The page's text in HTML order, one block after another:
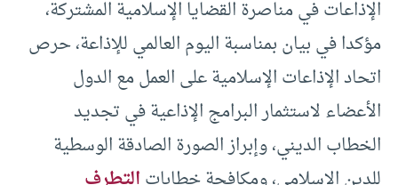
الإذاعات في مناصرة القضايا الإسلامية المشتركة،
مؤكدا في بيان بمناسبة اليوم العالمي للإذاعة، حرص
اتحاد الإذاعات الإسلامية على العمل مع الدول
الأعضاء لاستثمار البرامج الإذاعية في تجديد
الخطاب الديني، وإبراز الصورة الصادقة الوسطية